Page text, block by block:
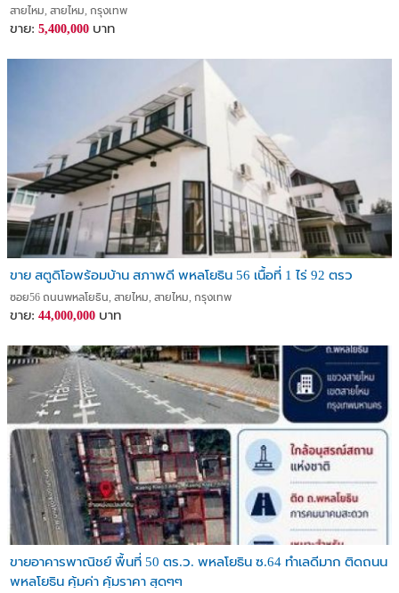
สายไหม, สายไหม, กรุงเทพ
ขาย: 5,400,000 บาท
ขาย สตูดิโอพร้อมบ้าน สภาพดี พหลโยธิน 56 เนื้อที่ 1 ไร่ 92 ตรว
ซอย56 ถนนพหลโยธิน, สายไหม, สายไหม, กรุงเทพ
ขาย: 44,000,000 บาท
ขายอาคารพาณิชย์ พื้นที่ 50 ตร.ว. พหลโยธิน ซ.64 ทำเลดีมาก ติดถนน
พหลโยธิน คุ้มค่า คุ้มราคา สุดๆๆ